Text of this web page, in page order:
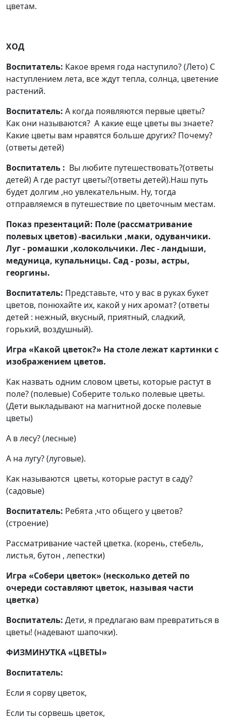
цветам.
ХОД
Воспитатель: Какое время года наступило? (Лето) С
наступлением лета, все ждут тепла, солнца, цветение
растений.
Воспитатель: А когда появляются первые цветы?
Как они называются? А какие еще цветы вы знаете?
Какие цветы вам нравятся больше других? Почему?
(ответы детей)
Воспитатель : Вы любите путешествовать?(ответы
детей) А где растут цветы?(ответы детей).Наш путь
будет долгим ,но увлекательным. Ну, тогда
отправляемся в путешествие по цветочным местам.
Показ презентаций: Поле (рассматривание
полевых цветов) -васильки ,маки, одуванчики.
Луг - ромашки ,колокольчики. Лес - ландыши,
медуница, купальницы. Сад - розы, астры,
георгины.
Воспитатель: Представьте, что у вас в руках букет
цветов, понюхайте их, какой у них аромат? (ответы
детей : нежный, вкусный, приятный, сладкий,
горький, воздушный).
Игра «Какой цветок?» На столе лежат картинки с
изображением цветов.
Как назвать одним словом цветы, которые растут в
поле? (полевые) Соберите только полевые цветы.
(Дети выкладывают на магнитной доске полевые
цветы)
А в лесу? (лесные)
А на лугу? (луговые).
Как называются цветы, которые растут в саду?
(садовые)
Воспитатель: Ребята ,что общего у цветов?
(строение)
Рассматривание частей цветка. (корень, стебель,
листья, бутон , лепестки)
Игра «Собери цветок» (несколько детей по
очереди составляют цветок, называя части
цветка)
Воспитатель: Дети, я предлагаю вам превратиться в
цветы! (надевают шапочки).
ФИЗМИНУТКА «ЦВЕТЫ»
Воспитатель:
Если я сорву цветок,
Если ты сорвешь цветок,